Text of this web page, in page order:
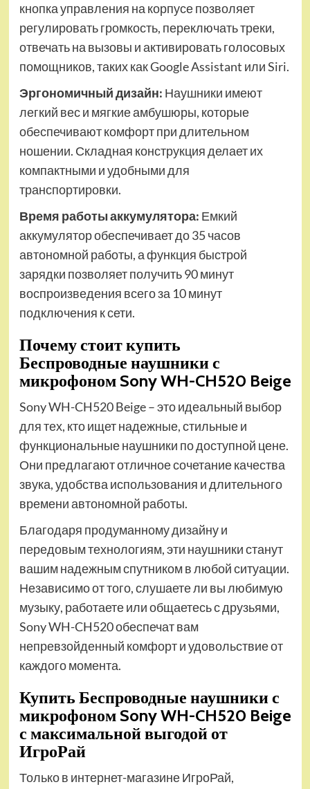
кнопка управления на корпусе позволяет
регулировать громкость, переключать треки,
отвечать на вызовы и активировать голосовых
помощников, таких как Google Assistant или Siri.
Эргономичный дизайн: Наушники имеют
легкий вес и мягкие амбушюры, которые
обеспечивают комфорт при длительном
ношении. Складная конструкция делает их
компактными и удобными для
транспортировки.
Время работы аккумулятора: Емкий
аккумулятор обеспечивает до 35 часов
автономной работы, а функция быстрой
зарядки позволяет получить 90 минут
воспроизведения всего за 10 минут
подключения к сети.
Почему стоит купить
Беспроводные наушники с
микрофоном Sony WH-CH520 Beige
Sony WH-CH520 Beige – это идеальный выбор
для тех, кто ищет надежные, стильные и
функциональные наушники по доступной цене.
Они предлагают отличное сочетание качества
звука, удобства использования и длительного
времени автономной работы.
Благодаря продуманному дизайну и
передовым технологиям, эти наушники станут
вашим надежным спутником в любой ситуации.
Независимо от того, слушаете ли вы любимую
музыку, работаете или общаетесь с друзьями,
Sony WH-CH520 обеспечат вам
непревзойденный комфорт и удовольствие от
каждого момента.
Купить Беспроводные наушники с
микрофоном Sony WH-CH520 Beige
с максимальной выгодой от
ИгроРай
Только в интернет-магазине ИгроРай,